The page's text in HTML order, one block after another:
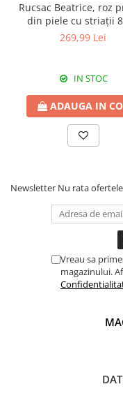
Rucsac Beatrice, roz
din piele cu striații
269,99 Lei
IN STOC
ADAUGA IN
Newsletter Nu rata
Vreau sa
magazinului.